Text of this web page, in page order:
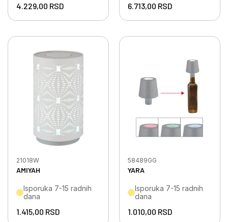
4.229,00 RSD 6.713,00 RSD
AMIYAH
21018W
Isporuka 7-15 radnih
dana
1.415,00 RSD
YARA
58489GG
Isporuka 7-15 radnih
dana
1.010,00 RSD